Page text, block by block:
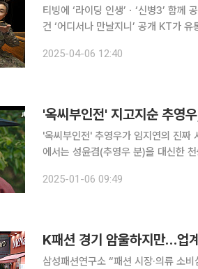
티빙에 ‘라이딩 인생’ㆍ‘신병3’ 함께
건 ‘어디서나 만날지니’ 공개 KT가 유통 전략 개편을 통해 국내외 다양한 플랫폼에서 콘텐츠 접근성
터넷TV(IPTV) 플랫폼 지니 TV에서
2025-04-06 12:40
'옥씨부인전' 지고지순 추영
'옥씨부인전' 추영우가 임지연의 진짜 서방님이 됐다. 5일 방송된
에서는 성윤겸(추영우 분)을 대신한
청수현을 떠나겠다고 공표했다. 이에
2025-01-06 09:49
K패션 경기 암울하지만…업
삼성패션연구소 “패션 시장·의류 소